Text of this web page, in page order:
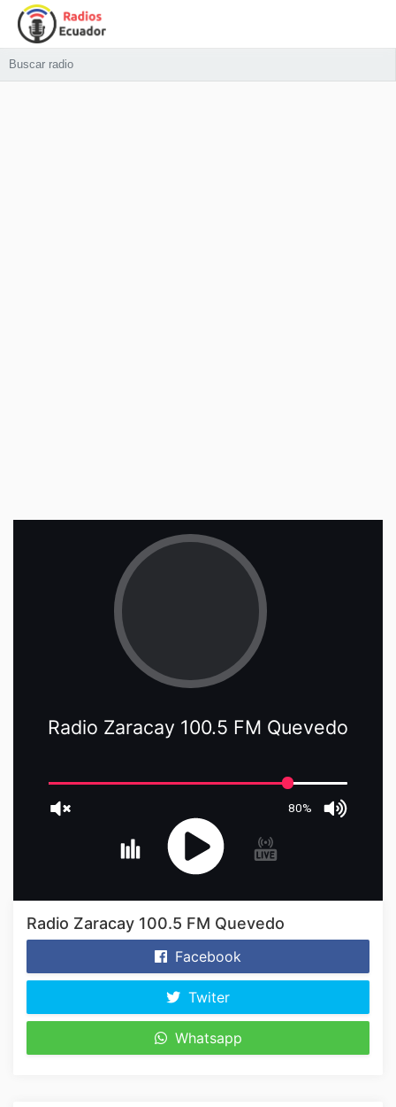
Radio Zaracay 100.5 FM Quevedo
80%
Radio Zaracay 100.5 FM Quevedo
Facebook
Twiter
Whatsapp